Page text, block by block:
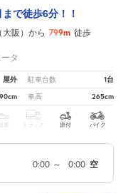
で徒歩6分！！
阪）から 799m 徒歩
タ
屋外 駐車台数 1台
車高 265cm
車 トラック 原付 バイク
0:00 ～ 0:00 空